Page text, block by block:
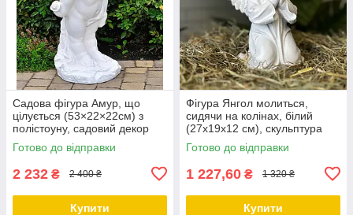
Садова фігура Амур, що
цілується (53×22×22см) з
полістоуну, садовий декор
для дому
Готово до відправки
2 232 ₴ 2 400 ₴
Купити
Фігура Янгол молиться,
сидячи на колінах, білий
(27х19х12 см), скульптура
ангела на могилу, фігура
янгола
Готово до відправки
1 227,60 ₴ 1 320 ₴
Купити